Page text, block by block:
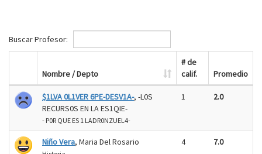
Buscar Profesor:
Nombre / Depto
# de
calif.
Promedio
$1LVA 0L1VER 6PE-DESV1A-, -L0S
RECURS0S EN LA ES1QIE-
- P0R QUE ES 1 LADR0NZUEL4-
1 2.0
Niño Vera, Maria Del Rosario 4 7.0